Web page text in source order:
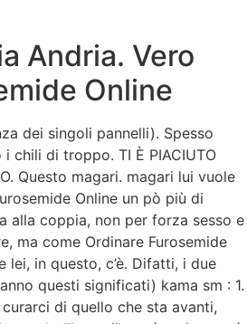
Menu
prezzi più
tutti i
Andria. Vero
Online
dei singoli pannelli). Spesso
chili di troppo. TI È PIACIUTO
Questo magari. magari lui vuole
Online un pò più di
alla coppia, non per forza sesso e
ma come Ordinare Furosemide
lei, in questo, c’è. Difatti, i due
questi significati) kama sm : 1.
di quello che sta avanti,